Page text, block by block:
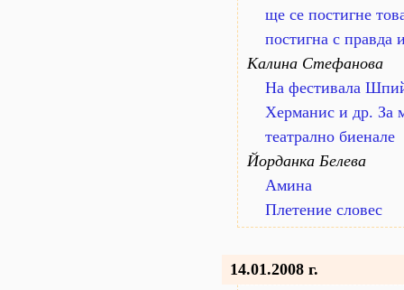
ще се постигне
постигна с правда
Калина Стефанова
На фестивала
Херманис и др. За
театрално биенале
Йорданка Белева
Амина
Плетение словес
14.01.2008 г.